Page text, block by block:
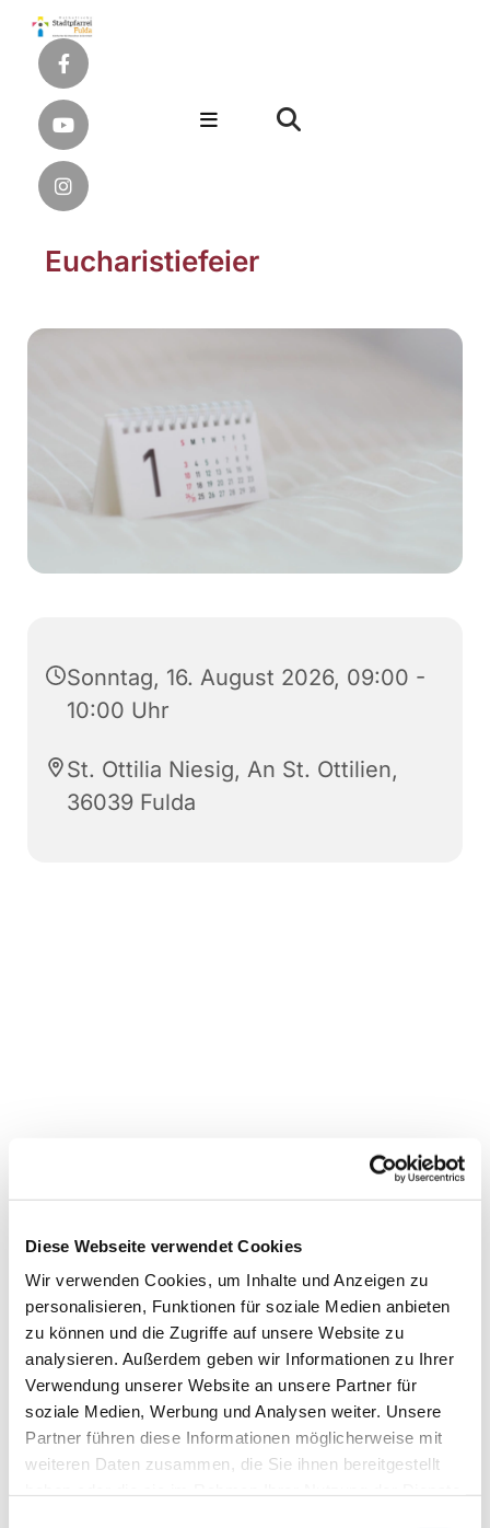
Diese Webseite verwendet Cookies
Wir verwenden Cookies, um Inhalte und Anzeigen zu
personalisieren, Funktionen für soziale Medien anbieten
zu können und die Zugriffe auf unsere Website zu
analysieren. Außerdem geben wir Informationen zu Ihrer
Verwendung unserer Website an unsere Partner für
soziale Medien, Werbung und Analysen weiter. Unsere
Partner führen diese Informationen möglicherweise mit
weiteren Daten zusammen, die Sie ihnen bereitgestellt
Eucharistiefeier
Sonntag, 16. August 2026, 09:00 -
10:00 Uhr
St. Ottilia Niesig, An St. Ottilien,
36039 Fulda
Dies könnte Sie auch
interessieren